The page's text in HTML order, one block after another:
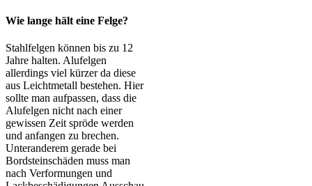
Wie lange hält eine Felge?
Stahlfelgen können bis zu 12
Jahre halten. Alufelgen
allerdings viel kürzer da diese
aus Leichtmetall bestehen. Hier
sollte man aufpassen, dass die
Alufelgen nicht nach einer
gewissen Zeit spröde werden
und anfangen zu brechen.
Unteranderem gerade bei
Bordsteinschäden muss man
nach Verformungen und